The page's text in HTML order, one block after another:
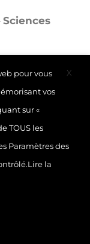
Sciences
X
pour vous
vos
sur «
TOUS les
Paramètres des
Lire la